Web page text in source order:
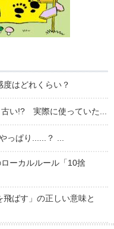
度はどれくらい？
古い!? 実際に使っていた...
っぱり......？ ...
ーカルルール「10捨
ばす」の正しい意味と